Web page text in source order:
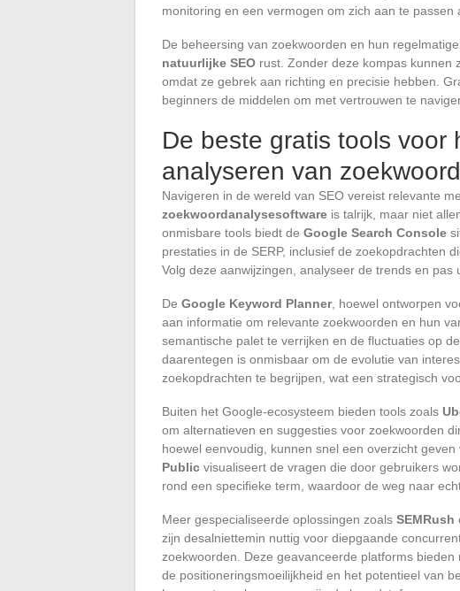
monitoring en een vermogen om zich aan te passen
De beheersing van zoekwoorden en hun
natuurlijke SEO rust. Zonder deze kompas kunnen
omdat ze gebrek aan richting en precisie hebben.
beginners de middelen om met vertrouwen te
De beste gratis tools voor
analyseren van
Navigeren in de wereld van SEO vereist relevante
zoekwoordanalysesoftware is talrijk, maar niet
onmisbare tools biedt de Google Search Console
prestaties in de SERP, inclusief de zoekopdrachten
Volg deze aanwijzingen, analyseer de trends en pas
De Google Keyword Planner, hoewel ontworpen
aan informatie om relevante zoekwoorden en hun
semantische palet te verrijken en de fluctuaties op
daarentegen is onmisbaar om de evolutie van
zoekopdrachten te begrijpen, wat een strategisch
Buiten het Google-ecosysteem bieden tools zoals
om alternatieven en suggesties voor zoekwoorden
hoewel eenvoudig, kunnen snel een overzicht
Public visualiseert de vragen die door gebruikers
rond een specifieke term, waardoor de weg naar
Meer gespecialiseerde oplossingen zoals SEMRush
zijn desalniettemin nuttig voor diepgaande
zoekwoorden. Deze geavanceerde platforms
de positioneringsmoeilijkheid en het potentieel van